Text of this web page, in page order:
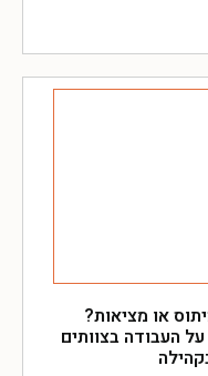
או מציאות?
העבודה בצוותים